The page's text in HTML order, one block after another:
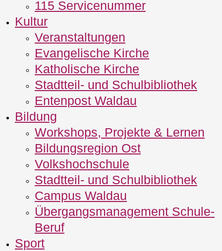
115 Servicenummer
Kultur
Veranstaltungen
Evangelische Kirche
Katholische Kirche
Stadtteil- und Schulbibliothek
Entenpost Waldau
Bildung
Workshops, Projekte & Lernen
Bildungsregion Ost
Volkshochschule
Stadtteil- und Schulbibliothek
Campus Waldau
Übergangsmanagement Schule‐
Beruf
Sport